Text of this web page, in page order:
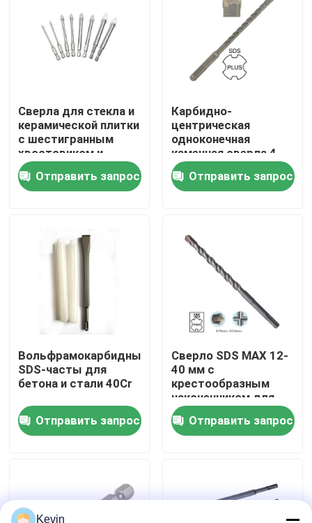
Дом
Продукты
Путешествие фабрики
Проверка качества
Новости
Спросите цитату
Кирпичный Drill Bit
Сверла для стекла и
керамической плитки
с шестигранным
хвостовиком и
прямым
наконечником 1/4"
Отправить запрос
Карбидно-
центрическая
одноконечная
каменная сверла 4
флейты
Отправить запрос
Вольфрамокарбидные
SDS-часты для
бетона и стали 40Cr
Отправить запрос
Сверло SDS MAX 12-
40 мм с
крестообразным
наконечником для
бетона
Отправить запрос
Kevin